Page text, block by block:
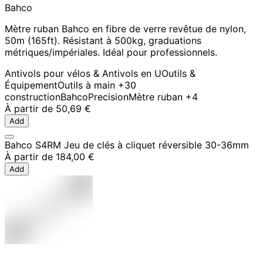
Bahco
Mètre ruban Bahco en fibre de verre revêtue de nylon,
50m (165ft). Résistant à 500kg, graduations
métriques/impériales. Idéal pour professionnels.
Antivols pour vélos & Antivols en UOutils &
ÉquipementOutils à main +30
constructionBahcoPrecisionMètre ruban +4
À partir de 50,69 €
Add
Bahco S4RM Jeu de clés à cliquet réversible 30-36mm
À partir de 184,00 €
Add